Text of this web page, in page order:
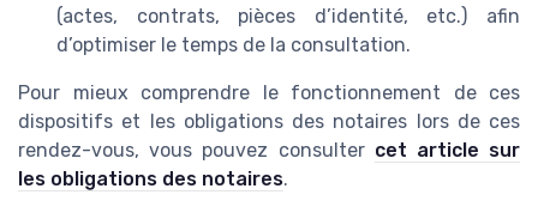
(actes, contrats, pièces d’identité, etc.) afin
d’optimiser le temps de la consultation.
Pour mieux comprendre le fonctionnement de ces
dispositifs et les obligations des notaires lors de ces
rendez-vous, vous pouvez consulter cet article sur
les obligations des notaires.